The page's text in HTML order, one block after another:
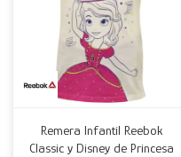
Remera Infantil Reebok
Classic y Disney de Princesa